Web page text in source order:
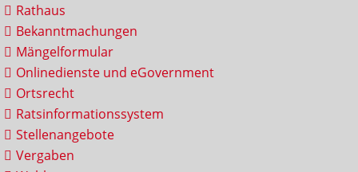
Rathaus
Bekanntmachungen
Mängelformular
Onlinedienste und eGovernment
Ortsrecht
Ratsinformationssystem
Stellenangebote
Vergaben